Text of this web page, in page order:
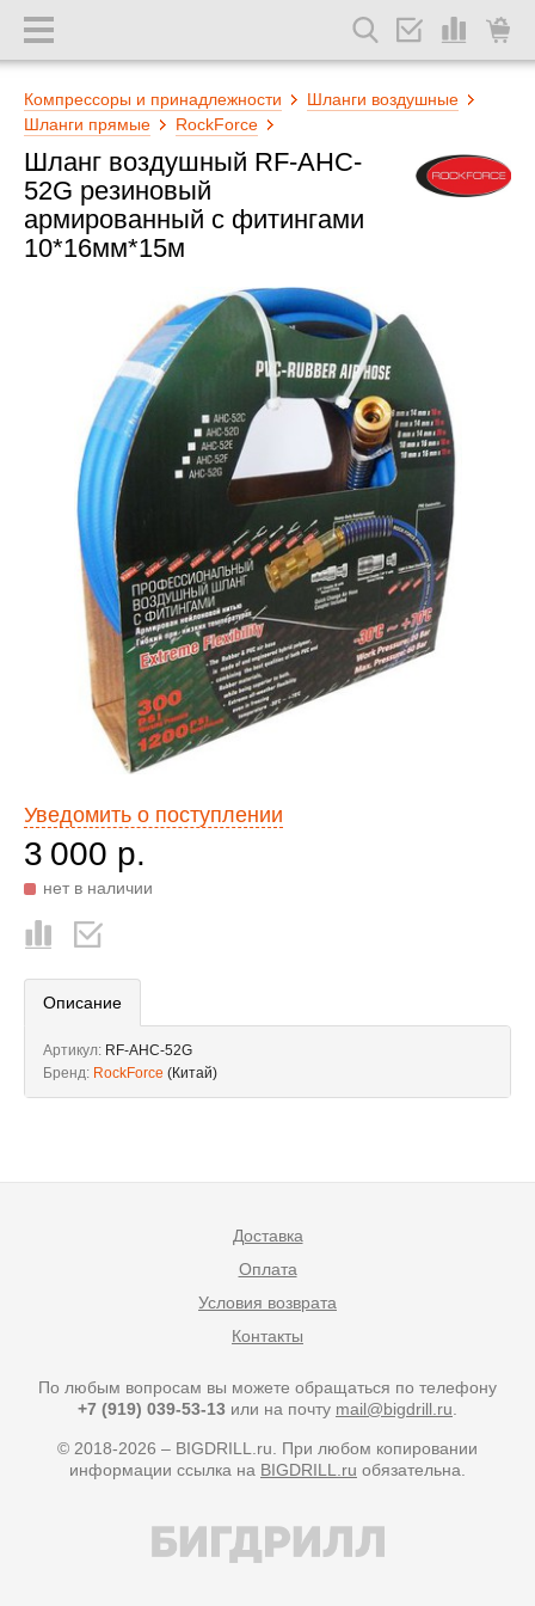
Компрессоры и принадлежности
Шланги воздушные
Шланги прямые
RockForce
Шланг воздушный RF-AHC-
52G резиновый
армированный с фитингами
10*16мм*15м
Уведомить о поступлении
3 000 р.
нет в наличии
Описание
Артикул: RF-AHC-52G
Бренд: RockForce (Китай)
Доставка
Оплата
Условия возврата
Контакты
По любым вопросам вы можете обращаться по телефону
+7 (919) 039-53-13 или на почту mail@bigdrill.ru
© 2018-2026 – BIGDRILL.ru. При любом копировании
информации ссылка на BIGDRILL.ru обязательна.